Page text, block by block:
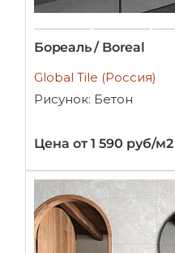
Бореаль / Boreal
Global Tile (Россия)
Рисунок: Бетон
Цена от 1 590 руб/м2